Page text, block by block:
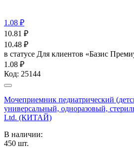
1.08 ₽
10.81 ₽
10.48 ₽
в статусе Для клиентов «Базис
1.08 ₽
Код: 25144
Мочеприемник педиатрический
универсальный, одноразовый,
Ltd. (КИТАЙ)
В наличии:
450 шт.